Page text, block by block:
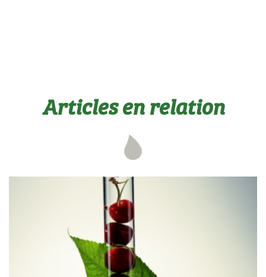
Articles en relation